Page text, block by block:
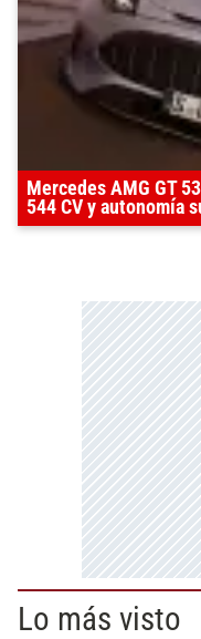
Mercedes AMG GT
544 CV y autonomía
Lo más visto